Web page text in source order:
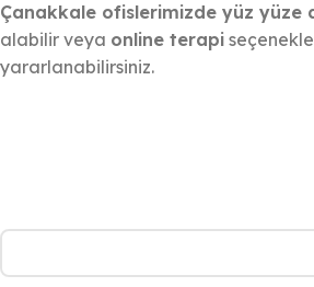
Çanakkale ofislerimizde yüz yüze
alabilir veya online terapi
yararlanabilirsiniz.